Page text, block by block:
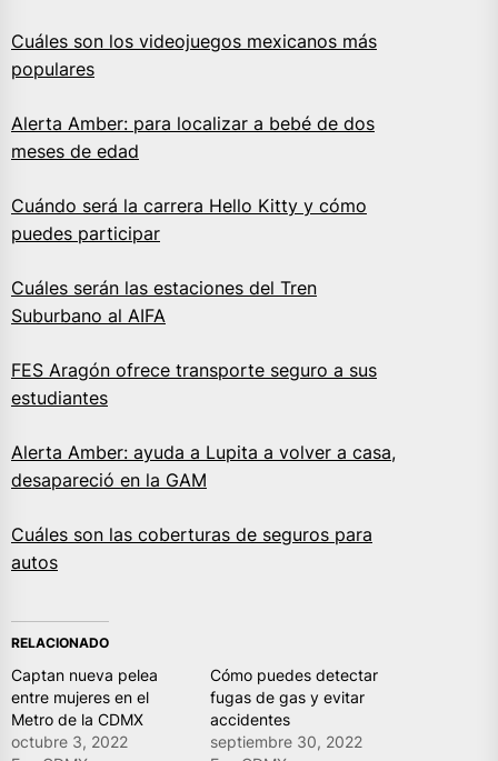
Cuáles son los videojuegos mexicanos más
populares
Alerta Amber: para localizar a bebé de dos
meses de edad
Cuándo será la carrera Hello Kitty y cómo
puedes participar
Cuáles serán las estaciones del Tren
Suburbano al AIFA
FES Aragón ofrece transporte seguro a sus
estudiantes
Alerta Amber: ayuda a Lupita a volver a casa,
desapareció en la GAM
Cuáles son las coberturas de seguros para
autos
RELACIONADO
Captan nueva pelea
entre mujeres en el
Metro de la CDMX
octubre 3, 2022
Cómo puedes detectar
fugas de gas y evitar
accidentes
septiembre 30, 2022